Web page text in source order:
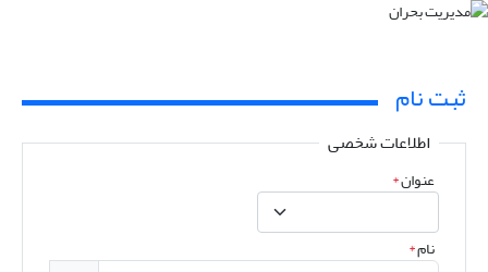
ثبت نام
اطلاعات شخصی
عنوان*
نام*